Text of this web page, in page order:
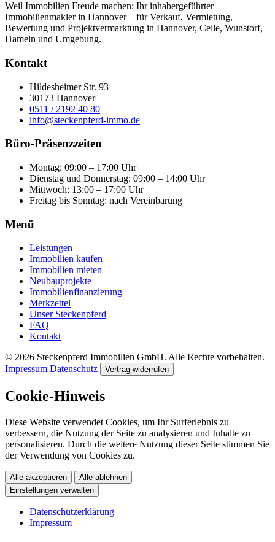
Weil Immobilien Freude machen: Ihr inhabergeführter
Immobilienmakler in Hannover – für Verkauf, Vermietung,
Bewertung und Projektvermarktung in Hannover, Celle, Wunstorf,
Hameln und Umgebung.
Kontakt
Hildesheimer Str. 93
30173 Hannover
0511 / 2192 40 80
info@steckenpferd-immo.de
Büro-Präsenzzeiten
Montag: 09:00 – 17:00 Uhr
Dienstag und Donnerstag: 09:00 – 14:00 Uhr
Mittwoch: 13:00 – 17:00 Uhr
Freitag bis Sonntag: nach Vereinbarung
Menü
Leistungen
Immobilien kaufen
Immobilien mieten
Neubauprojekte
Immobilienfinanzierung
Merkzettel
Unser Steckenpferd
FAQ
Kontakt
© 2026 Steckenpferd Immobilien GmbH. Alle Rechte vorbehalten.
Impressum Datenschutz Vertrag widerrufen
Cookie-Hinweis
Diese Website verwendet Cookies, um Ihr Surferlebnis zu
verbessern, die Nutzung der Seite zu analysieren und Inhalte zu
personalisieren. Durch die weitere Nutzung dieser Seite stimmen Sie
der Verwendung von Cookies zu.
Alle akzeptieren
Alle ablehnen
Einstellungen verwalten
Datenschutzerklärung
Impressum